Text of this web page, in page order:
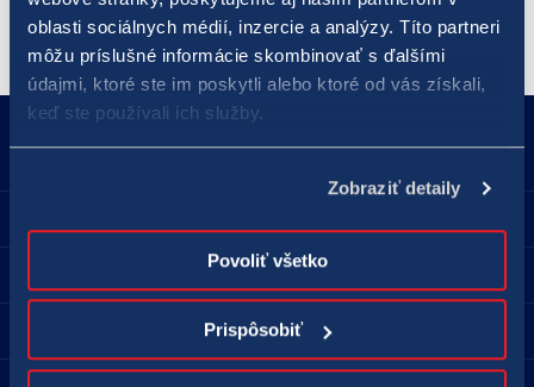
oblasti sociálnych médií, inzercie a analýzy. Títo partneri
môžu príslušné informácie skombinovať s ďalšími
údajmi, ktoré ste im poskytli alebo ktoré od vás získali,
keď ste používali ich služby.
Zobraziť detaily
Povoliť všetko
Prispôsobiť
18177 podnety@tipos.sk